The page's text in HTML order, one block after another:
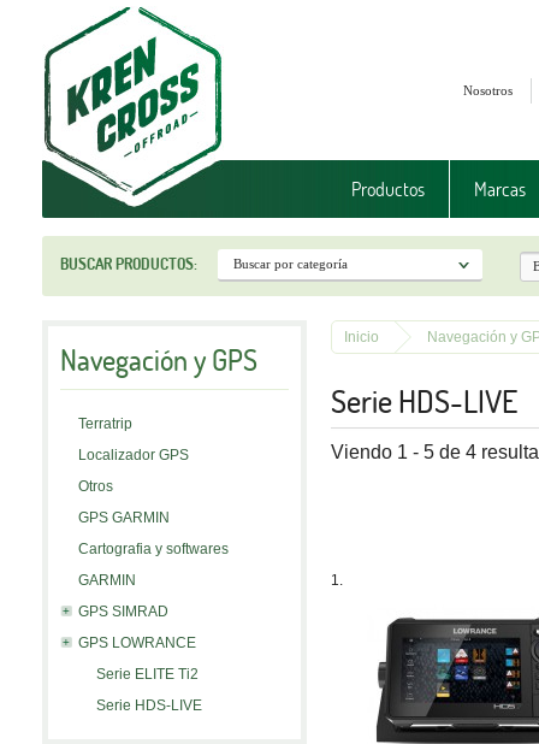
Nosotros
Productos Marcas
BUSCAR PRODUCTOS:
Navegación y GPS
Terratrip
Localizador GPS
Otros
GPS GARMIN
Cartografia y softwares
GARMIN
GPS SIMRAD
GPS LOWRANCE
Serie ELITE Ti2
Serie HDS-LIVE
Inicio Navegación y
Serie HDS-LIVE
Viendo 1 - 5 de 4
1.